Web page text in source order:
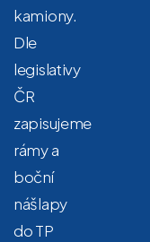
kamiony.
Dle
legislativy
ČR
zapisujeme
rámy a
boční
nášlapy
do TP